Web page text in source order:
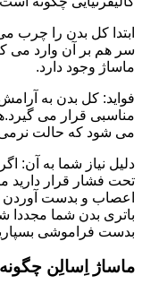
ابتدا کل بدن را
سر هم بر آن وارد می
ماساژ وجود دارد.
فواید: کل بدن به
مناسبی قرار می
می شود که حالت
دلیل نیاز شما به آن:
تحت فشار قرار دارید
اعصاب و بدست
باتری بدن شما مجددا
بدست فراموشی
ماساژ اِسالِن